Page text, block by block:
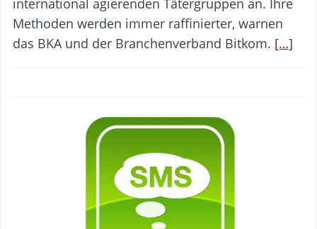
international agierenden Tätergruppen an. Ihre
Methoden werden immer raffinierter, warnen
das BKA und der Branchenverband Bitkom. […]